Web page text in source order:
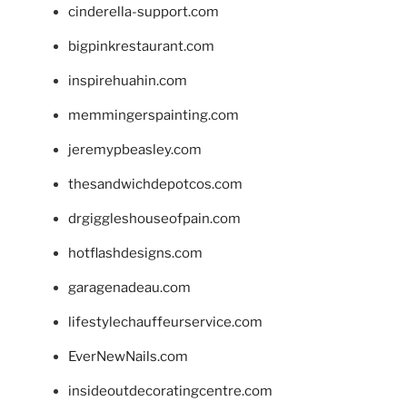
cinderella-support.com
bigpinkrestaurant.com
inspirehuahin.com
memmingerspainting.com
jeremypbeasley.com
thesandwichdepotcos.com
drgiggleshouseofpain.com
hotflashdesigns.com
garagenadeau.com
lifestylechauffeurservice.com
EverNewNails.com
insideoutdecoratingcentre.com